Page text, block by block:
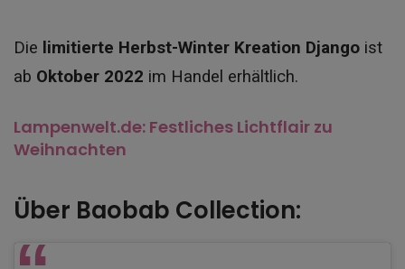
Die limitierte Herbst-Winter Kreation Django ist
ab Oktober 2022 im Handel erhältlich.
Lampenwelt.de: Festliches Lichtflair zu
Weihnachten
Über Baobab Collection: